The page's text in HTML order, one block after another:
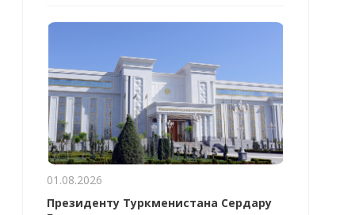
01.08.2026
Президенту Туркменистана Сердару